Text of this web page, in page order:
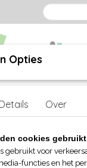
>MBW Toys -
Duck Marathon
Opties
Details Over
cookies gebruikt
gebruikt voor
functies en het